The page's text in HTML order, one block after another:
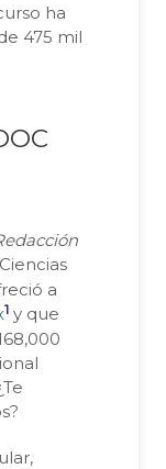
ha
475 mil
a
1 y que